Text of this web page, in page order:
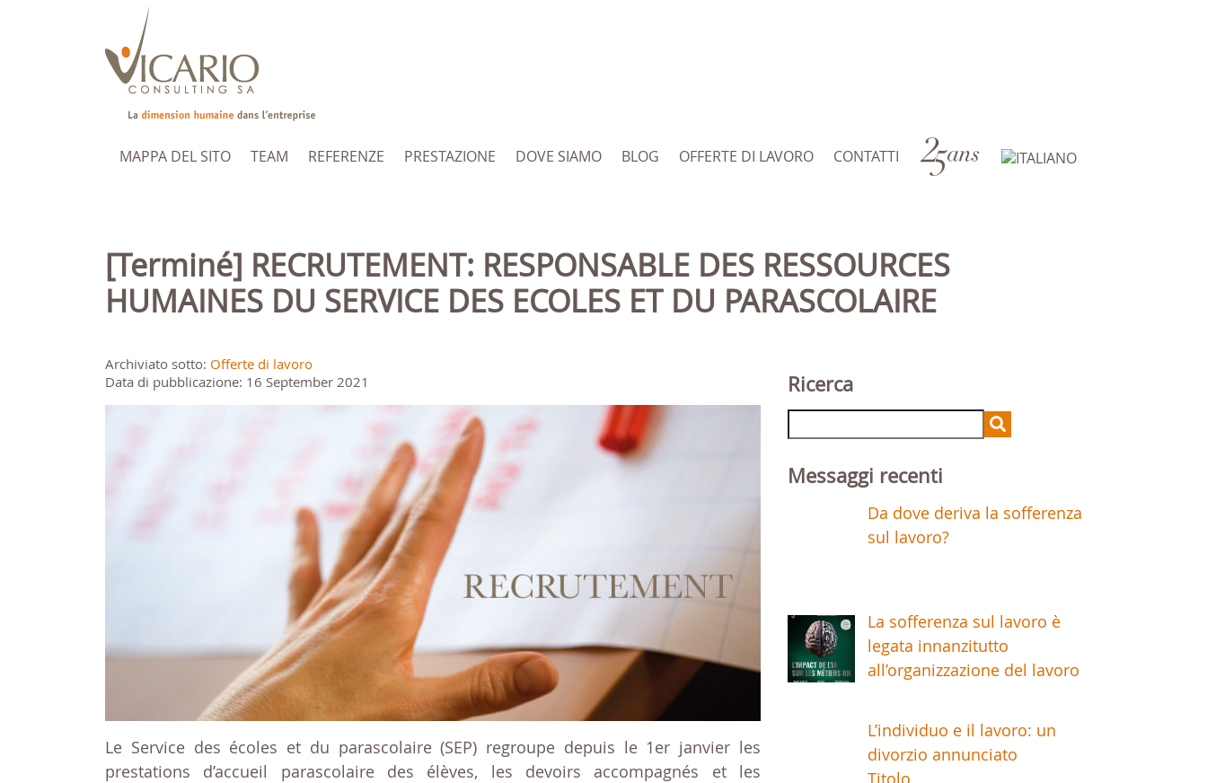
MAPPA DEL SITO TEAM REFERENZE PRESTAZIONE DOVE SIAMO BLOG OFFERTE DI LAVORO CONTATTI
[Terminé] RECRUTEMENT: RESPONSABLE DES RESSOURCES
HUMAINES DU SERVICE DES ECOLES ET DU PARASCOLAIRE
Archiviato sotto: Offerte di lavoro
Data di pubblicazione: 16 September 2021
Le Service des écoles et du parascolaire (SEP) regroupe depuis le 1er janvier les
prestations d’accueil parascolaire des élèves, les devoirs accompagnés et les
Ricerca
for:
Messaggi recenti
Da dove deriva la sofferenza
sul lavoro?
La sofferenza sul lavoro è
legata innanzitutto
all’organizzazione del lavoro
L’individuo e il lavoro: un
divorzio annunciato